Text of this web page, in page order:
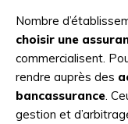
Nombre
choisir une
commercialisent.
rendre auprès des
bancassurance
gestion et